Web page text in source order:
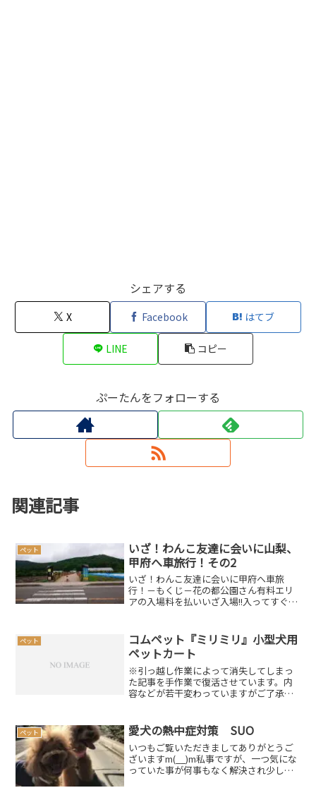
シェアする
X Facebook はてブ
LINE コピー
ぷーたんをフォローする
関連記事
ペット
いざ！わんこ友達に会いに山梨、
甲府へ車旅行！その2
いざ！わんこ友達に会いに甲府へ車旅
行！－もくじ－花の都公園さん有料エリ
アの入場料を払いいざ入場!!入ってすぐに
ー⁉画像はこちらほどなく建物がありこ
こがメイン？全天候型...
ペット
コムペット『ミリミリ』小型犬用
ペットカート
※引っ越し作業によって消失してしまっ
た記事を手作業で復活させています。内
容などが若干変わっていますがご了承く
示くださいませm(__)m何だか久しぶりに
ブログをアップする...
ペット 愛犬の熱中症対策 SUO
いつもご覧いただきましてありがとうご
ざいますm(__)m私事ですが、一つ気にな
っていた事が何事もなく解決され少し安